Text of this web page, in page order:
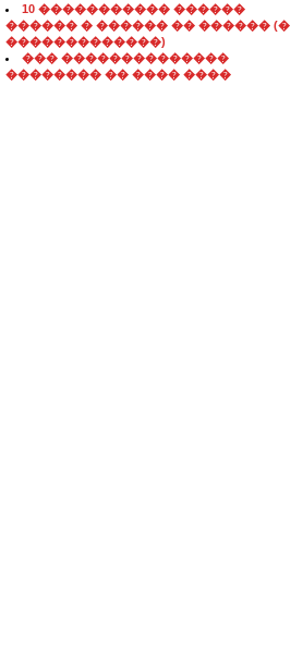
10 ����������� ������
������ � ������ �� ������ (�
�������������)
��� ��������������
�������� �� ���� ����